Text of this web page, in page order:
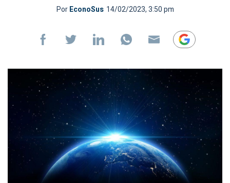
PorEconoSus 14/02/2023, 3:50 pm